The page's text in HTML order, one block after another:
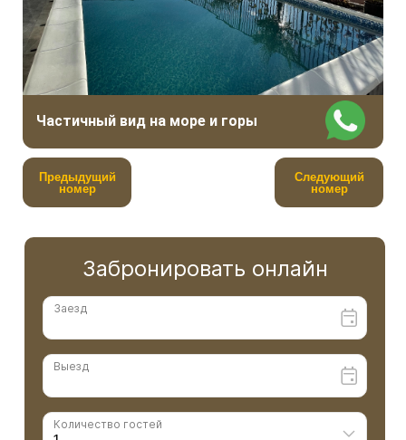
Следующий
номер
Частичный вид на море и горы
Предыдущий
номер